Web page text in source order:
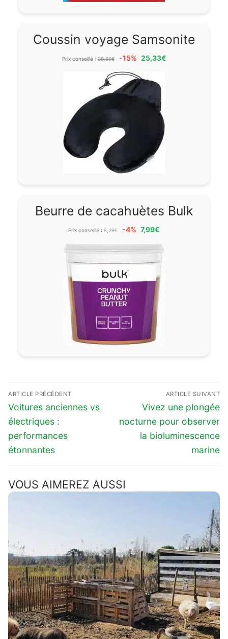
Coussin voyage Samsonite
Prix conseillé :29,59€ -15% 25,33€
Beurre de cacahuètes Bulk
Prix conseillé : 8,29€ -4% 7,99€
Navigation
de
l’article
ARTICLE PRÉCÈDENT
Previous
post:
Voitures anciennes vs
électriques :
performances
étonnantes
ARTICLE SUIVANT
Next
post:
Vivez une plongée
nocturne pour observer
la bioluminescence
marine
VOUS AIMEREZ AUSSI